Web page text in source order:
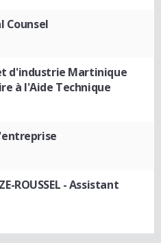
Counsel
d'industrie Martinique
à l'Aide Technique
ROUSSEL - Assistant